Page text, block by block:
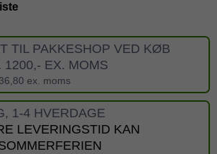
TIL PAKKESHOP VED KØB
1200,- EX. MOMS
ex. moms
1-4 HVERDAGE
LEVERINGSTID KAN